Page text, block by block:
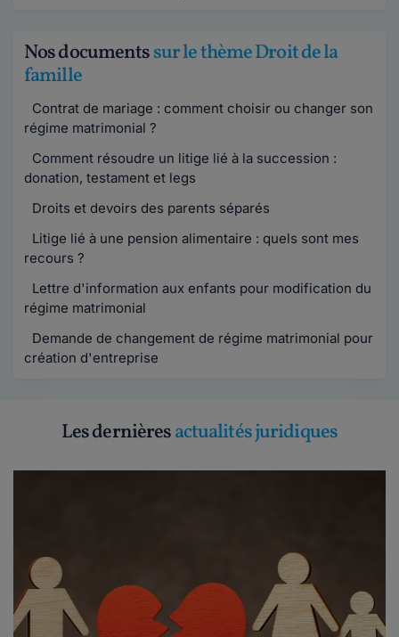
Nos documentssur le thème Droit de la
famille
Contrat de mariage : comment choisir ou changer son
régime matrimonial ?
Comment résoudre un litige lié à la succession :
donation, testament et legs
Droits et devoirs des parents séparés
Litige lié à une pension alimentaire : quels sont mes
recours ?
Lettre d'information aux enfants pour modification du
régime matrimonial
Demande de changement de régime matrimonial pour
création d'entreprise
Les dernièresactualités juridiques